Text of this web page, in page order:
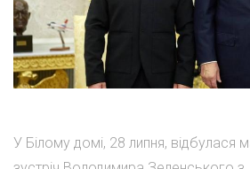
У Білому домі, 28 липня, відбулася